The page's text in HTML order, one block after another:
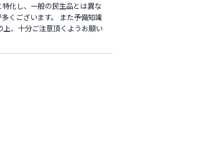
化し、一般の民生品とは異な
くございます。 また予備知識
上、十分ご注意頂くようお願い